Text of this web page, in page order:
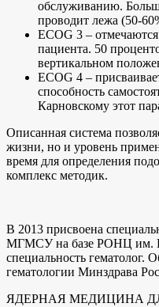
обслуживанию.
проводит лежа (50-
ECOG 3 –
пациента. 50
вертикальном
ECOG 4 –
способность
Карновскому этот
Описанная система
жизни, но и уровень
время для определения
комплекс методик.
В 2013 присвоена
МГМСУ на базе РОНЦ им.
специальность
гематологии Минздрава
ЯДЕРНАЯ МЕДИЦИНА